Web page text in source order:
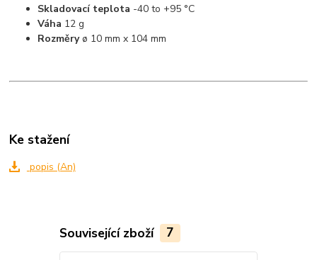
Skladovací teplota -40 to +95 °C
Váha 12 g
Rozměryø 10 mm x 104 mm
Ke stažení
popis (An)
Související zboží 7